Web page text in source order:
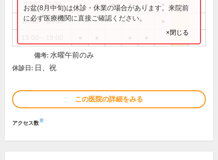
9:30～13:30 ● ● ● ● ●
14:30～18:00
お盆(8月中旬)は休診・休業の場合があります。来院前
に必ず医療機関に直接ご確認ください。
×閉じる
備考: 水曜午前のみ
休診日: 日、祝
この医院の詳細をみる
アクセス数※